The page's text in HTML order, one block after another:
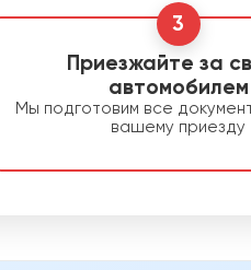
3
Приезжайте за
автомобилем
Мы подготовим все
вашему приезду